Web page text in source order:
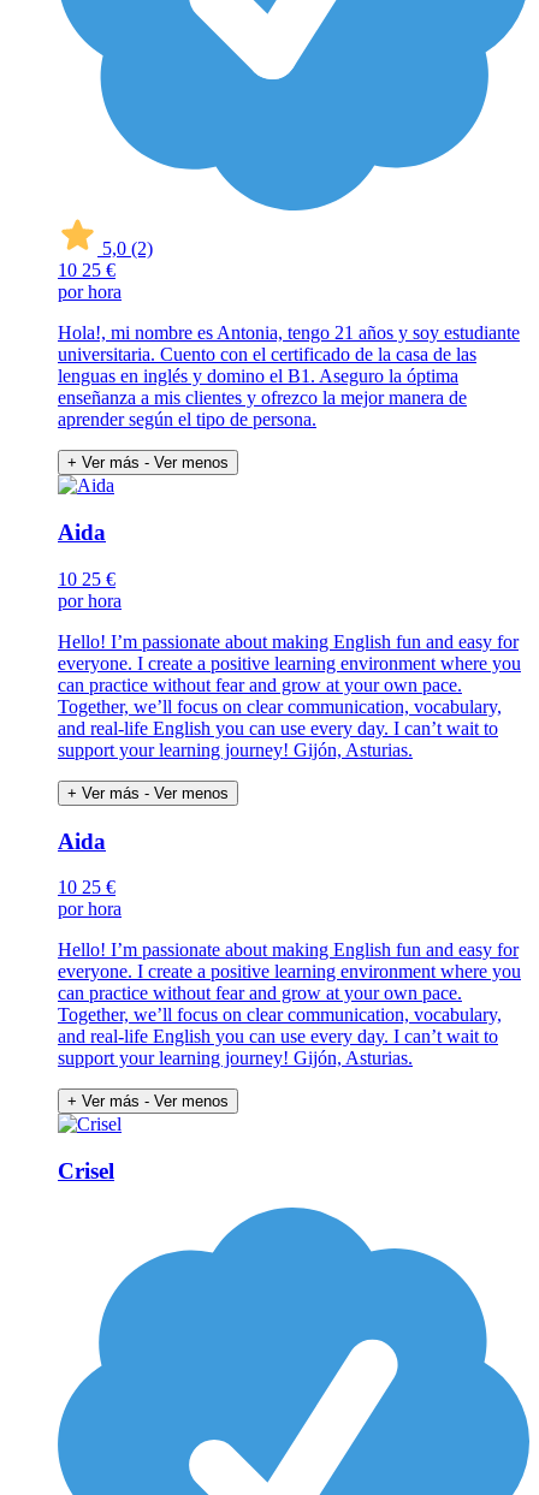
5,0 (2)
10 25 €
por hora
Hola!, mi nombre es Antonia, tengo 21 años y soy estudiante
universitaria. Cuento con el certificado de la casa de las
lenguas en inglés y domino el B1. Aseguro la óptima
enseñanza a mis clientes y ofrezco la mejor manera de
aprender según el tipo de persona.
+ Ver más - Ver menos
Aida
10 25 €
por hora
Hello! I’m passionate about making English fun and easy for
everyone. I create a positive learning environment where you
can practice without fear and grow at your own pace.
Together, we’ll focus on clear communication, vocabulary,
and real-life English you can use every day. I can’t wait to
support your learning journey! Gijón, Asturias.
+ Ver más - Ver menos
Aida
10 25 €
por hora
Hello! I’m passionate about making English fun and easy for
everyone. I create a positive learning environment where you
can practice without fear and grow at your own pace.
Together, we’ll focus on clear communication, vocabulary,
and real-life English you can use every day. I can’t wait to
support your learning journey! Gijón, Asturias.
+ Ver más - Ver menos
Crisel